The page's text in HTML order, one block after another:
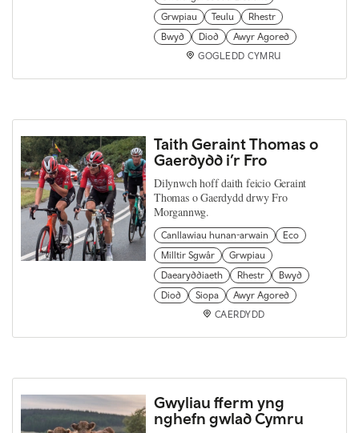
Grwpiau
Teulu
Rhestr
Bwyd
Diod
Awyr Agored
GOGLEDD CYMRU
Taith Geraint Thomas o
Gaerdydd i’r Fro
Dilynwch hoff daith feicio Geraint
Thomas o Gaerdydd drwy Fro
Morgannwg.
Canllawiau hunan-arwain
Eco
Milltir Sgwâr
Grwpiau
Daearyddiaeth
Rhestr
Bwyd
Diod
Siopa
Awyr Agored
CAERDYDD
Gwyliau fferm yng
nghefn gwlad Cymru